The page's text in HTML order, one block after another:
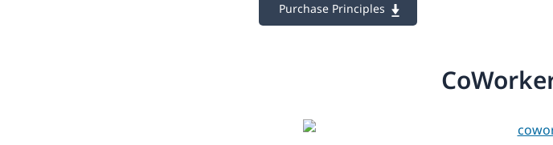
Purchase Principles